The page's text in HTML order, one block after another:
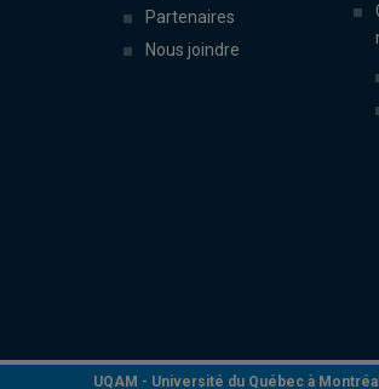
Partenaires
Nous joindre
UQAM - Université du Québec à Montréal